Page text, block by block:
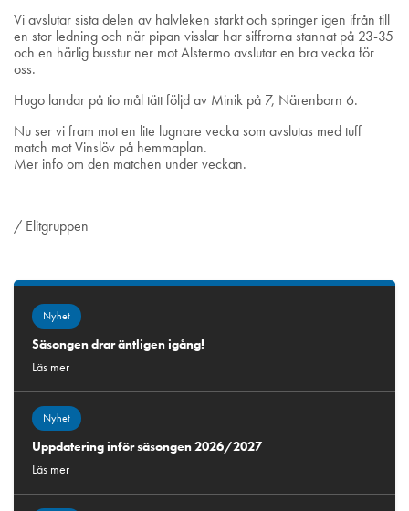
Vi avslutar sista delen av halvleken starkt och springer igen ifrån till
en stor ledning och när pipan visslar har siffrorna stannat på 23-35
och en härlig busstur ner mot Alstermo avslutar en bra vecka för
oss.
Hugo landar på tio mål tätt följd av Minik på 7, Närenborn 6.
Nu ser vi fram mot en lite lugnare vecka som avslutas med tuff
match mot Vinslöv på hemmaplan.
Mer info om den matchen under veckan.
/ Elitgruppen
Nyhet
Säsongen drar äntligen igång!
Läs mer
Nyhet
Uppdatering inför säsongen 2026/2027
Läs mer